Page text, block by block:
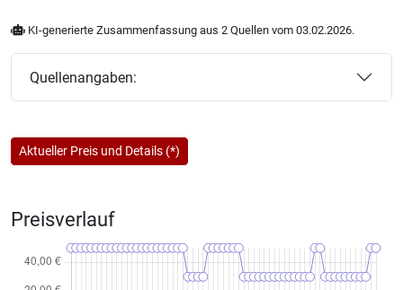
KI-generierte Zusammenfassung aus 2 Quellen vom 03.02.2026.
Quellenangaben:
Aktueller Preis und Details (*)
Preisverlauf